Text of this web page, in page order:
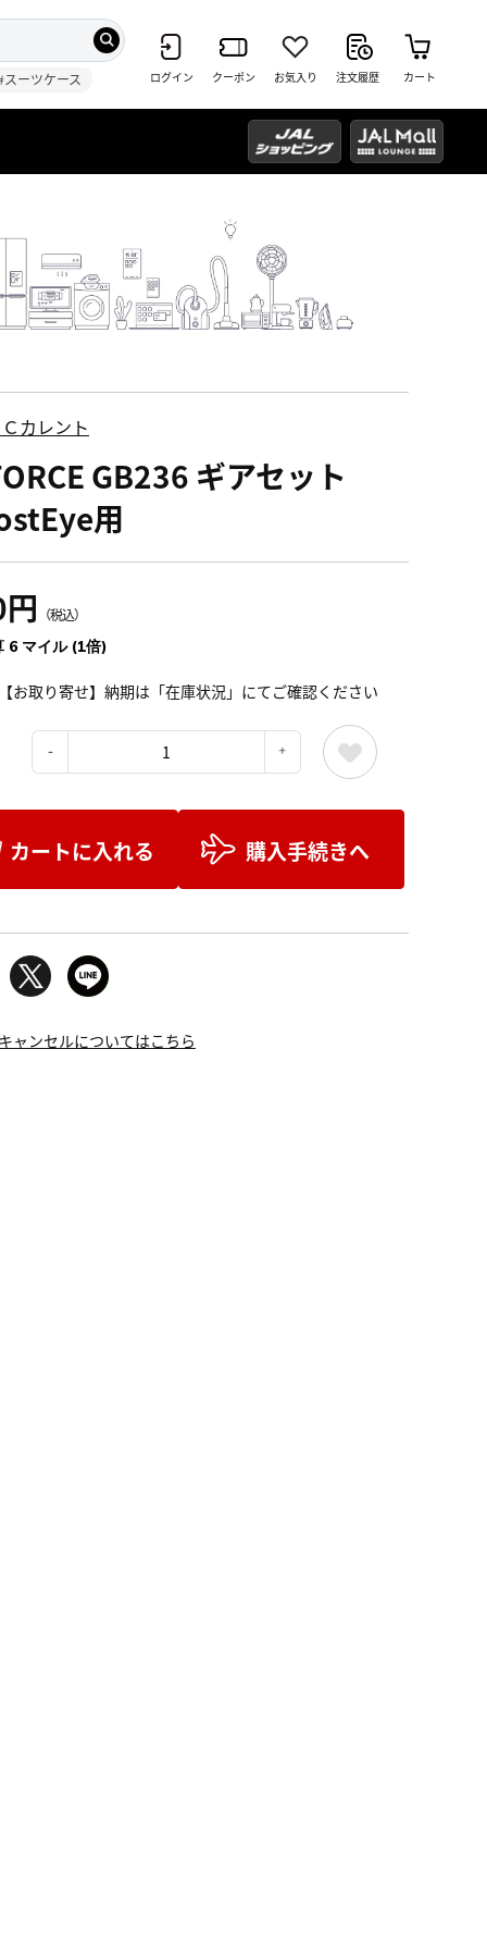
スーツケース ログイン クーポン お気入り 注文履歴 カート
カレント
GB236 ギアセット
用
（税込）
6 マイル (1倍)
お取り寄せ】納期は「在庫状況」にてご確認ください
カートに入れる 購入手続きへ
ャンセルについてはこちら